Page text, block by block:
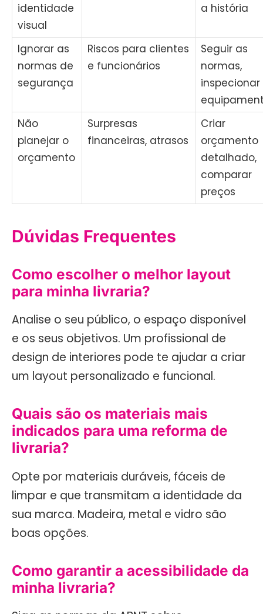
identidade
visual
a história
Ignorar as
normas de
segurança
Riscos para clientes
e funcionários
Seguir as
normas,
inspecionar
Não
planejar o
orçamento
Surpresas
financeiras, atrasos
Criar
orçamento
detalhado,
comparar
preços
Dúvidas Frequentes
Como escolher o melhor layout
para minha livraria?
Analise o seu público, o espaço disponível
e os seus objetivos. Um profissional de
design de interiores pode te ajudar a criar
um layout personalizado e funcional.
Quais são os materiais mais
indicados para uma reforma de
livraria?
Opte por materiais duráveis, fáceis de
limpar e que transmitam a identidade da
sua marca. Madeira, metal e vidro são
boas opções.
Como garantir a acessibilidade da
minha livraria?